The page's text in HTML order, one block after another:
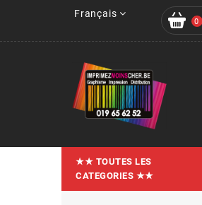
Français
0
★★ TOUTES LES
CATEGORIES ★★